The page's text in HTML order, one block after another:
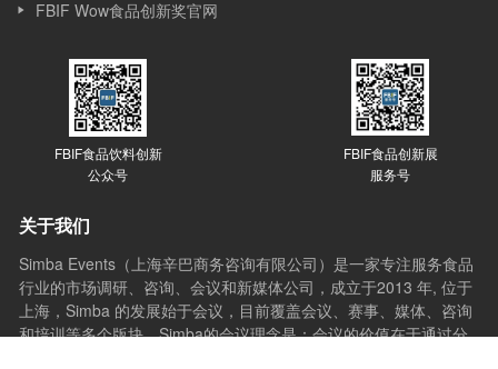
FBIF Wow食品创新奖官网
FBIF食品饮料创新
公众号
FBIF食品创新展
服务号
关于我们
Simba Events（上海辛巴商务咨询有限公司）是一家专注服务食品
行业的市场调研、咨询、会议和新媒体公司，成立于2013 年, 位于
上海，Simba 的发展始于会议，目前覆盖会议、赛事、媒体、咨询
和培训等多个版块。Simba的会议理念是：会议的价值在于通过分